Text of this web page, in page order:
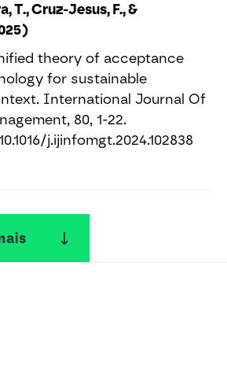
T., Cruz-Jesus, F., &
theory of acceptance
for sustainable
International Journal Of
80, 1-22.
j.ijinfomgt.2024.102838